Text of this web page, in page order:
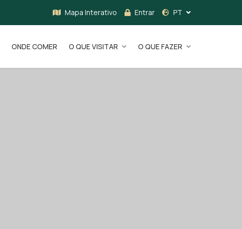
Mapa Interativo Entrar PT
ONDE COMER O QUE VISITAR O QUE FAZER